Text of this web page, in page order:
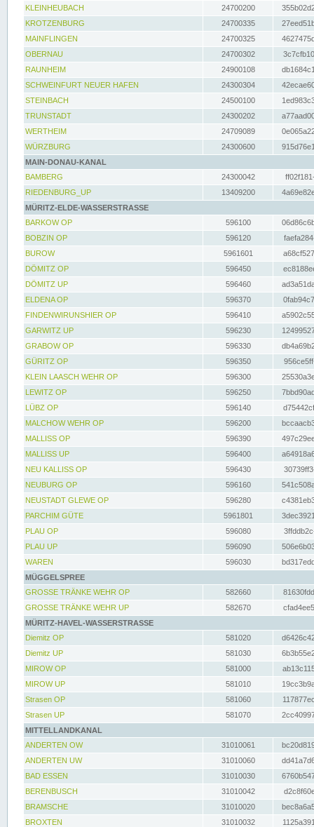
KLEINHEUBACH 24700200
KROTZENBURG
24700335
MAINFLINGEN
24700325
OBERNAU
24700302
RAUNHEIM
24900108
SCHWEINFURT NEUER HAFEN
24300304
STEINBACH
24500100
TRUNSTADT
24300202
WERTHEIM
24709089
WÜRZBURG
24300600
MAIN-DONAU-KANAL
BAMBERG
24300042
RIEDENBURG_UP
13409200
MÜRITZ-ELDE-WASSERSTRASSE
BARKOW OP
596100
BOBZIN OP
596120
BUROW
5961601
DÖMITZ OP
596450
DÖMITZ UP
596460
ELDENA OP
596370
FINDENWIRUNSHIER OP
596410
GARWITZ UP
596230
GRABOW OP
596330
GÜRITZ OP
596350
KLEIN LAASCH WEHR OP
596300
LEWITZ OP
596250
LÜBZ OP
596140
MALCHOW WEHR OP
596200
MALLISS OP
596390
MALLISS UP
596400
NEU KALLISS OP
596430
NEUBURG OP
596160
NEUSTADT GLEWE OP
596280
PARCHIM GÜTE
5961801
PLAU OP
596080
PLAU UP
596090
WAREN
596030
MÜGGELSPREE
GROSSE TRÄNKE WEHR OP
582660
GROSSE TRÄNKE WEHR UP
582670
MÜRITZ-HAVEL-WASSERSTRASSE
Diemitz OP
581020
Diemitz UP
581030
MIROW OP
581000
MIROW UP
581010
Strasen OP
581060
Strasen UP
581070
MITTELLANDKANAL
ANDERTEN OW
31010061
ANDERTEN UW
31010060
BAD ESSEN
31010030
BERENBUSCH
31010042
BRAMSCHE
31010020
BROXTEN
31010032